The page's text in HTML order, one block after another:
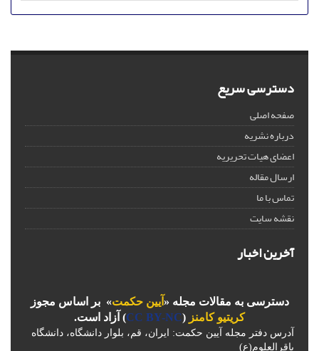
دسترسی سریع
صفحه اصلی
درباره نشریه
اعضای هیات تحریریه
ارسال مقاله
تماس با ما
نقشه سایت
آخرین اخبار
دسترسی به مقالات مجله « آیین حکمت» بر اساس مجوز
کریتیو کامنز (
CC BY-NC) آزاد است.
آدرس دفتر مجله آیین حکمت: ایران، قم، بلوار دانشگاه، دانشگاه
باقرالعلوم(ع)